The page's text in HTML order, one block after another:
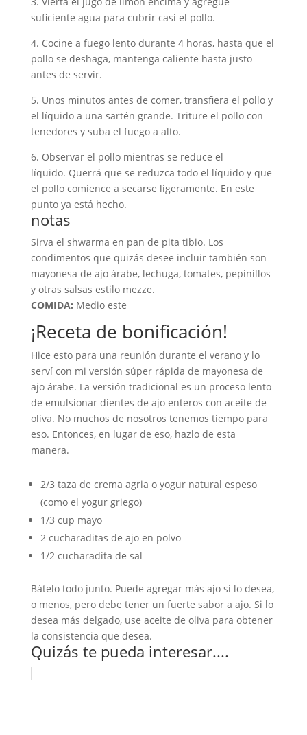
suficiente agua para cubrir casi el pollo.
4. Cocine a fuego lento durante 4 horas, hasta que el
pollo se deshaga, mantenga caliente hasta justo
antes de servir.
5. Unos minutos antes de comer, transfiera el pollo y
el líquido a una sartén grande. Triture el pollo con
tenedores y suba el fuego a alto.
6. Observar el pollo mientras se reduce el
líquido. Querrá que se reduzca todo el líquido y que
el pollo comience a secarse ligeramente. En este
punto ya está hecho.
notas
Sirva el shwarma en pan de pita tibio. Los
condimentos que quizás desee incluir también son
mayonesa de ajo árabe, lechuga, tomates, pepinillos
y otras salsas estilo mezze.
COMIDA: Medio este
¡Receta de bonificación!
Hice esto para una reunión durante el verano y lo
serví con mi versión súper rápida de mayonesa de
ajo árabe. La versión tradicional es un proceso lento
de emulsionar dientes de ajo enteros con aceite de
oliva. No muchos de nosotros tenemos tiempo para
eso. Entonces, en lugar de eso, hazlo de esta
manera.
2/3 taza de crema agria o yogur natural espeso
(como el yogur griego)
1/3 cup mayo
2 cucharaditas de ajo en polvo
1/2 cucharadita de sal
Bátelo todo junto. Puede agregar más ajo si lo desea,
o menos, pero debe tener un fuerte sabor a ajo. Si lo
desea más delgado, use aceite de oliva para obtener
la consistencia que desea.
Quizás te pueda interesar....